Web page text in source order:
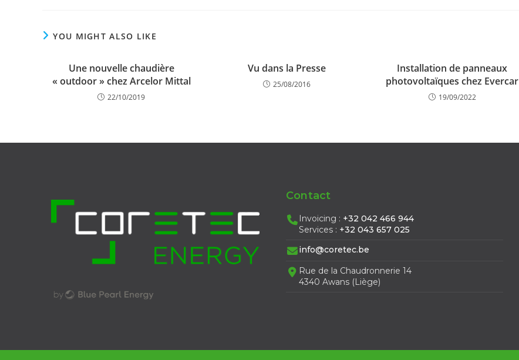
YOU MIGHT ALSO LIKE
Une nouvelle chaudière
« outdoor » chez Arcelor Mittal
22/10/2019
Vu dans la Presse
25/08/2016
Installation de panneaux
photovoltaïques chez Evercar
19/09/2022
Contact
Invoicing : +32 042 466 944
Services : +32 043 657 025
info@coretec.be
Rue de la Chaudronnerie 14
4340 Awans (Liège)